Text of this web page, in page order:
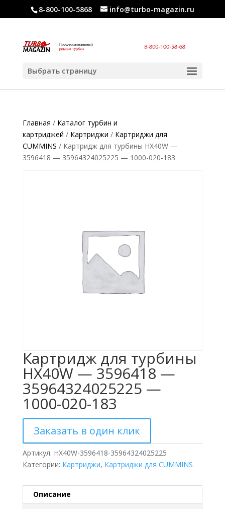
8-800-100-5868 info@turbo-magazin.ru
Выбрать страницу
Главная / Каталог турбин и
картриджей / Картриджи / Картриджи для
CUMMINS / Картридж для турбины HX40W —
3596418 — 35964324025225 — 1000-020-183
Картридж для турбины
HX40W — 3596418 —
35964324025225 —
1000-020-183
Заказать в один клик
Артикул: HX40W-3596418-35964324025225
Категории: Картриджи, Картриджи для CUMMINS
Описание